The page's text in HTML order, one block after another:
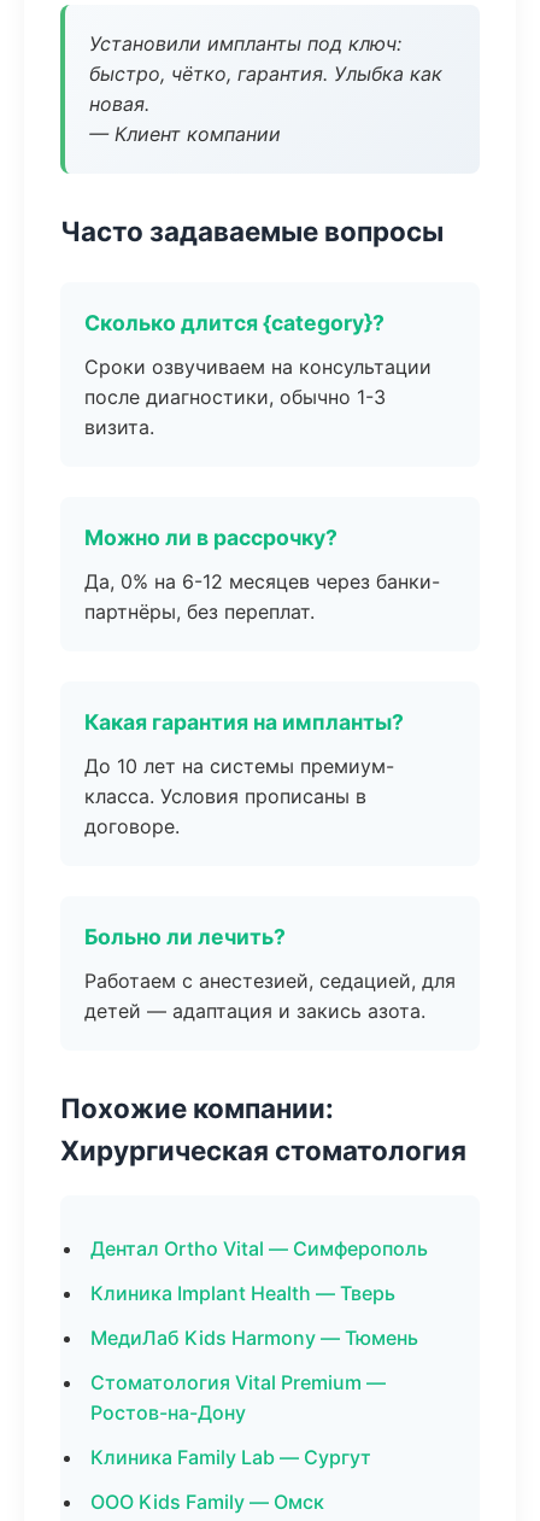
Установили импланты под ключ:
быстро, чётко, гарантия. Улыбка как
новая.
— Клиент компании
Часто задаваемые вопросы
Сколько длится {category}?
Сроки озвучиваем на консультации
после диагностики, обычно 1-3
визита.
Можно ли в рассрочку?
Да, 0% на 6-12 месяцев через банки-
партнёры, без переплат.
Какая гарантия на импланты?
До 10 лет на системы премиум-
класса. Условия прописаны в
договоре.
Больно ли лечить?
Работаем с анестезией, седацией, для
детей — адаптация и закись азота.
Похожие компании:
Хирургическая стоматология
Дентал Ortho Vital — Симферополь
Клиника Implant Health — Тверь
МедиЛаб Kids Harmony — Тюмень
Стоматология Vital Premium —
Ростов-на-Дону
Клиника Family Lab — Сургут
ООО Kids Family — Омск